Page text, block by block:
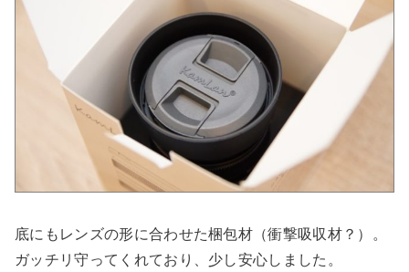
底にもレンズの形に合わせた梱包材（衝撃吸収材？）。
ガッチリ守ってくれており、少し安心しました。